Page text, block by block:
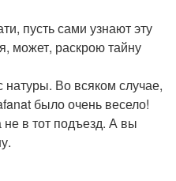
пусть сами узнают эту
может, раскрою тайну
натуры. Во всяком случае,
было очень весело!
в тот подъезд. А вы